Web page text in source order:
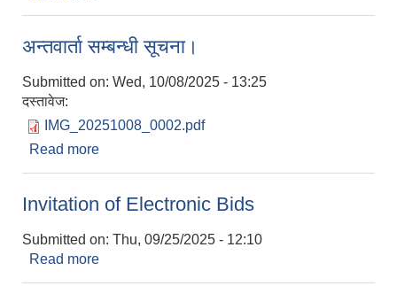
अन्तवार्ता सम्बन्धी सूचना।
Submitted on: Wed, 10/08/2025 - 13:25
दस्तावेज:
IMG_20251008_0002.pdf
Read more
Invitation of Electronic Bids
Submitted on: Thu, 09/25/2025 - 12:10
Read more